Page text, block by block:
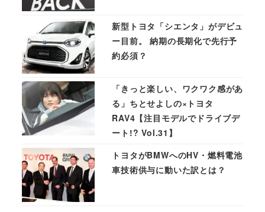
新型トヨタ「シエンタ」がデビュ
ー目前。 納期の長期化で先行予
約必須？
「きっと楽しい、ワクワク感があ
る」ちとせよしの×トヨタ
RAV4【注目モデルでドライブデ
ート!? Vol.31】
トヨタがBMWへのHV・燃料電池
車技術供与に動いた訳とは？